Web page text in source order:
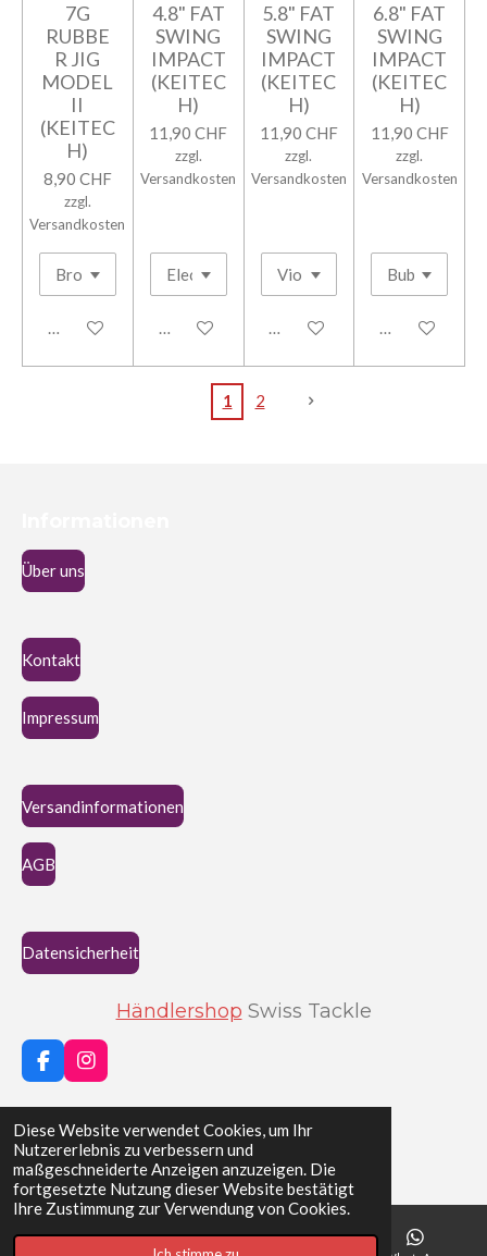
Diese Website verwendet Cookies, um Ihr
Nutzererlebnis zu verbessern und
maßgeschneiderte Anzeigen anzuzeigen. Die
fortgesetzte Nutzung dieser Website bestätigt
Ihre Zustimmung zur Verwendung von Cookies.
7G
RUBBE
R JIG
MODEL
II
(KEITEC
H)
8,90 CHF
zzgl.
Versandkosten
In den Warenkorb
4.8" FAT
SWING
IMPACT
(KEITEC
H)
11,90 CHF
zzgl.
Versandkosten
In den Warenkorb
5.8" FAT
SWING
IMPACT
(KEITEC
H)
11,90 CHF
zzgl.
Versandkosten
In den Warenkorb
6.8" FAT
SWING
IMPACT
(KEITEC
H)
11,90 CHF
zzgl.
Versandkosten
In den
1 2
Über uns
Kontakt
Impressum
Versandinformationen
AGB
Datensicherheit
Händlershop Swiss Tackle
F
a
c
e
b
o
o
k
I
n
s
t
a
g
r
a
© 2023 - 2026 Swiss Tackle